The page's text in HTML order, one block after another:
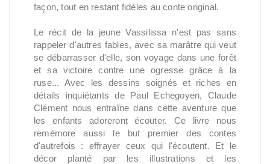
façon, tout en restant fidèles au conte original.
Le récit de la jeune Vassilissa n'est pas sans
rappeler d'autres fables, avec sa marâtre qui veut
se débarrasser d'elle, son voyage dans une forêt
et sa victoire contre une ogresse grâce à la
ruse... Avec les dessins soignés et riches en
détails inquiétants de Paul Echegoyen, Claude
Clément nous entraîne dans cette aventure que
les enfants adoreront écouter. Ce livre nous
remémore aussi le but premier des contes
d'autrefois : effrayer ceux qui l'écoutent. Et le
décor planté par les illustrations et les